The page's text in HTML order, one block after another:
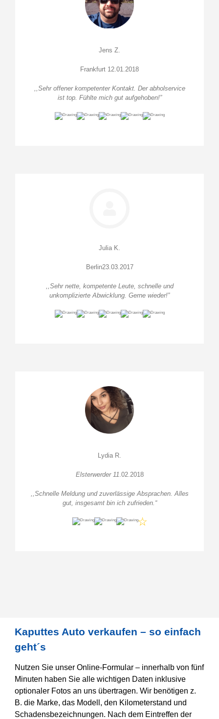
Jens Z.
Frankfurt 12.01.2018
,,Sehr offener kompetenter Kontakt. Der abholservice
ist top. Fühlte mich gut aufgehoben!”
Julia K.
Berlin23.03.2017
,,Sehr nette, kompetente Leute, schnelle und
unkomplizierte Abwicklung. Gerne wieder!”
Lydia R.
Elsterwerder 11 .02.2018
,,Schnelle Meldung und zuverlässige Absprachen. Alles
gut, insgesamt bin ich zufrieden. “
Kaputtes Auto verkaufen – so einfach
geht´s
Nutzen Sie unser Online-Formular – innerhalb von fünf
Minuten haben Sie alle wichtigen Daten inklusive
optionaler Fotos an uns übertragen. Wir benötigen z.
B. die Marke, das Modell, den Kilometerstand und
Schadensbezeichnungen. Nach dem Eintreffen der